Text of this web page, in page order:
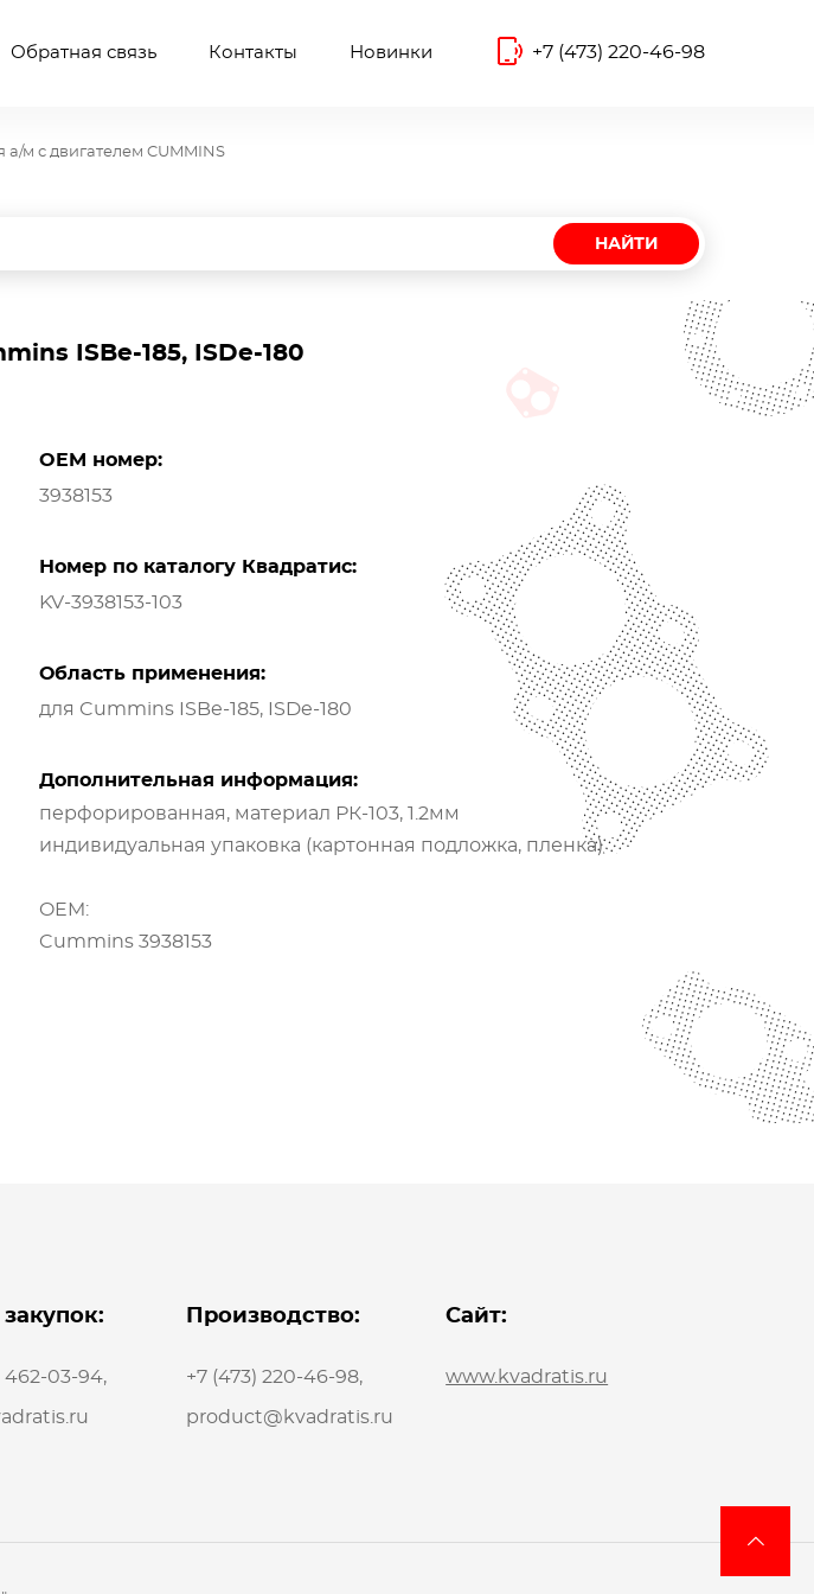
Обратная связь Контакты Новинки +7 (473) 220-46-98
а/м с двигателем CUMMINS
НАЙТИ
ISBe-185, ISDe-180
OEM номер:
3938153
Номер по каталогу Квадратис:
KV-3938153-103
Область применения:
для Cummins ISBe-185, ISDe-180
Дополнительная информация:
перфорированная, материал РК-103, 1.2мм
индивидуальная упаковка (картонная подложка, пленка)
OEM:
Cummins 3938153
462-03-94,
Производство:
+7 (473) 220-46-98,
product@kvadratis.ru
Сайт:
www.kvadratis.ru